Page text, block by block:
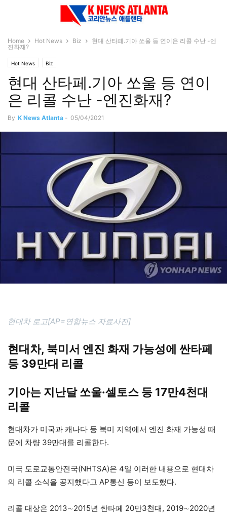
Home Hot News Biz
현대 산타페.기아 쏘울 등 연이은 리콜 수난 -엔
진화재?
Hot News Biz
현대 산타페.기아 쏘울 등 연이
은 리콜 수난 -엔진화재?
By K News Atlanta - 05/04/2021
현대차 로고[AP=연합뉴스 자료사진]
현대차, 북미서 엔진 화재 가능성에 싼타페
등 39만대 리콜
기아는 지난달 쏘울·셀토스 등 17만4천대
리콜
현대차가 미국과 캐나다 등 북미 지역에서 엔진 화재 가능성 때
문에 차량 39만대를 리콜한다.
미국 도로교통안전국(NHTSA)은 4일 이러한 내용으로 현대차
의 리콜 소식을 공지했다고 AP통신 등이 보도했다.
리콜 대상은 2013∼2015년 싼타페 20만3천대, 2019∼2020년